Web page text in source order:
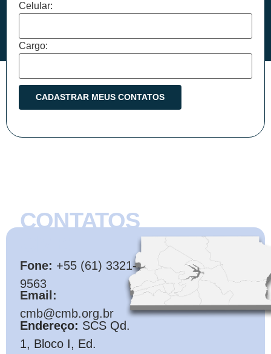
Celular:
Cargo:
CONTATOS
Fone: +55 (61) 3321-
9563
Email:
cmb@cmb.org.br
Endereço: SCS Qd.
1, Bloco I, Ed.